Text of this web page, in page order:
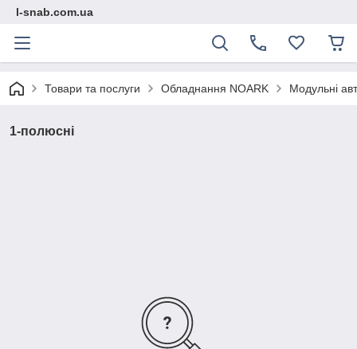
l-snab.com.ua
Товари та послуги Обладнання NOARK Модульні
1-полюсні